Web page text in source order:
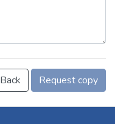
Back Request copy